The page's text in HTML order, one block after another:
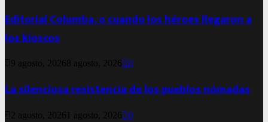
Editorial Columba, o cuando los héroes llegaron a
los kioscos
9 agosto, 20268 agosto, 2026 0
La silenciosa resistencia de los pueblos nómadas
2 agosto, 2026 1 agosto, 2026 0